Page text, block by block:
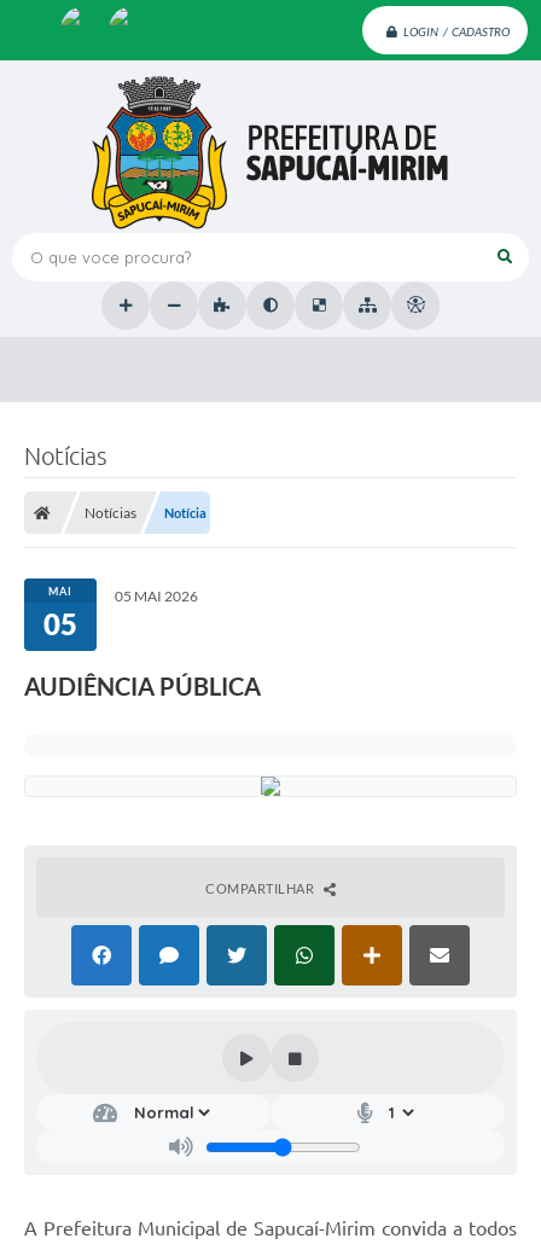
LOGIN / CADASTRO
O que voce procura?
Notícias
Notícias Notícia
MAI
05
05 MAI 2026
AUDIÊNCIA PÚBLICA
COMPARTILHAR
A Prefeitura Municipal de Sapucaí-Mirim convida a todos